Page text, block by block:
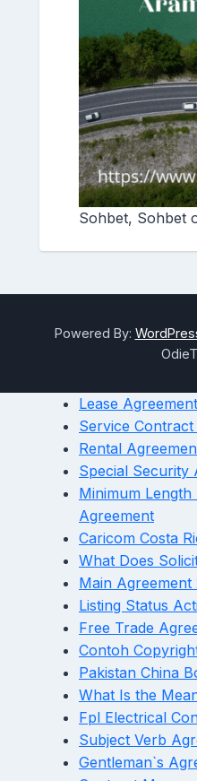
Sohbet, Sohbet
Powered By:
Lease
Service
Rental
Special Security
Minimum
Agreement
Caricom Costa
What Does
Main Agreement
Listing Status
Free Trade
Contoh
Pakistan China
What Is the
Fpl Electrical
Subject Verb
Gentleman`s